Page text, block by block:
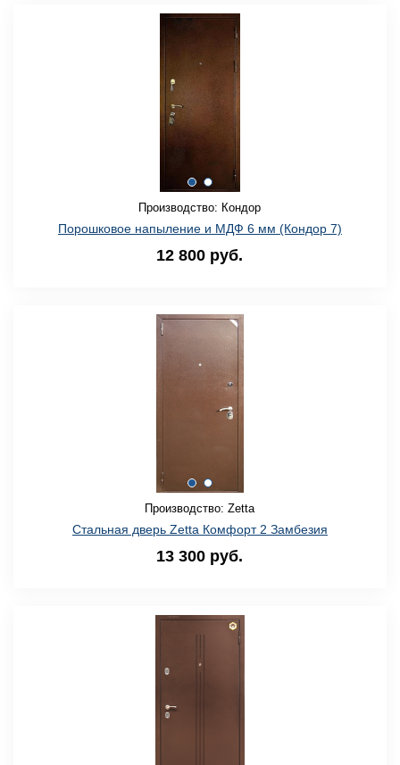
Производство: Кондор
Порошковое напыление и МДФ 6 мм (Кондор 7)
12 800 руб.
Производство: Zetta
Стальная дверь Zetta Комфорт 2 Замбезия
13 300 руб.